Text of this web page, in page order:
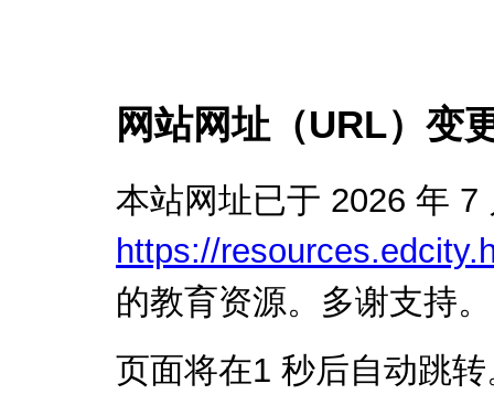
网站网址（URL）变
本站网址已于 2026 年 7
https://
的教育资源。多谢支持。
页面将在1 秒后自动跳转